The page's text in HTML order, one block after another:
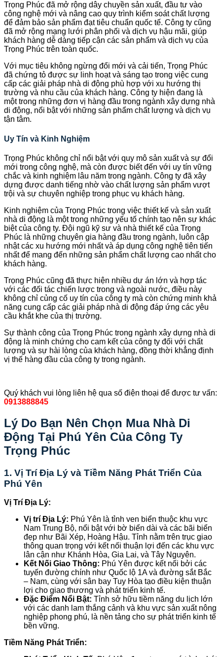
Trọng Phúc đã mở rộng dây chuyền sản xuất, đầu tư vào
công nghệ mới và nâng cao quy trình kiểm soát chất lượng
để đảm bảo sản phẩm đạt tiêu chuẩn quốc tế. Công ty cũng
đã mở rộng mạng lưới phân phối và dịch vụ hậu mãi, giúp
khách hàng dễ dàng tiếp cận các sản phẩm và dịch vụ của
Trọng Phúc trên toàn quốc.
Với mục tiêu không ngừng đổi mới và cải tiến, Trọng Phúc
đã chứng tỏ được sự linh hoạt và sáng tạo trong việc cung
cấp các giải pháp nhà di động phù hợp với xu hướng thị
trường và nhu cầu của khách hàng. Công ty hiện đang là
một trong những đơn vị hàng đầu trong ngành xây dựng nhà
di động, nổi bật với những sản phẩm chất lượng và dịch vụ
tận tâm.
Uy Tín và Kinh Nghiệm
Trọng Phúc không chỉ nổi bật với quy mô sản xuất và sự đổi
mới trong công nghệ, mà còn được biết đến với uy tín vững
chắc và kinh nghiệm lâu năm trong ngành. Công ty đã xây
dựng được danh tiếng nhờ vào chất lượng sản phẩm vượt
trội và sự chuyên nghiệp trong phục vụ khách hàng.
Kinh nghiệm của Trọng Phúc trong việc thiết kế và sản xuất
nhà di động là một trong những yếu tố chính tạo nên sự khác
biệt của công ty. Đội ngũ kỹ sư và nhà thiết kế của Trọng
Phúc là những chuyên gia hàng đầu trong ngành, luôn cập
nhật các xu hướng mới nhất và áp dụng công nghệ tiên tiến
nhất để mang đến những sản phẩm chất lượng cao nhất cho
khách hàng.
Trọng Phúc cũng đã thực hiện nhiều dự án lớn và hợp tác
với các đối tác chiến lược trong và ngoài nước, điều này
không chỉ củng cố uy tín của công ty mà còn chứng minh khả
năng cung cấp các giải pháp nhà di động đáp ứng các yêu
cầu khắt khe của thị trường.
Sự thành công của Trọng Phúc trong ngành xây dựng nhà di
động là minh chứng cho cam kết của công ty đối với chất
lượng và sự hài lòng của khách hàng, đồng thời khẳng định
vị thế hàng đầu của công ty trong ngành.
Quý khách vui lòng liên hệ qua số điện thoại để được tư vấn:
0913888845
Lý Do Bạn Nên Chọn Mua Nhà Di
Động Tại Phú Yên Của Công Ty
Trọng Phúc
1. Vị Trí Địa Lý và Tiềm Năng Phát Triển Của
Phú Yên
Vị Trí Địa Lý:
Vị trí Địa Lý: Phú Yên là tỉnh ven biển thuộc khu vực
Nam Trung Bộ, nổi bật với bờ biển dài và các bãi biển
đẹp như Bãi Xép, Hoàng Hậu. Tỉnh nằm trên trục giao
thông quan trọng với kết nối thuận lợi đến các khu vực
lân cận như Khánh Hòa, Gia Lai, và Tây Nguyên.
Kết Nối Giao Thông: Phú Yên được kết nối bởi các
tuyến đường chính như Quốc lộ 1A và đường sắt Bắc
– Nam, cùng với sân bay Tuy Hòa tạo điều kiện thuận
lợi cho giao thương và phát triển kinh tế.
Đặc Điểm Nổi Bật: Tỉnh sở hữu tiềm năng du lịch lớn
với các danh lam thắng cảnh và khu vực sản xuất nông
nghiệp phong phú, là nền tảng cho sự phát triển kinh tế
bền vững.
Tiềm Năng Phát Triển: